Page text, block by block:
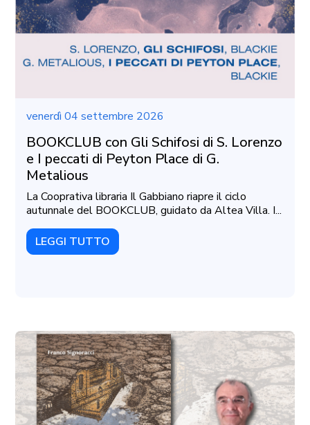
venerdì 04 settembre 2026
BOOKCLUB con Gli Schifosi di S. Lorenzo
e I peccati di Peyton Place di G.
Metalious
La Cooprativa libraria Il Gabbiano riapre il ciclo
autunnale del BOOKCLUB, guidato da Altea Villa. I...
LEGGI TUTTO